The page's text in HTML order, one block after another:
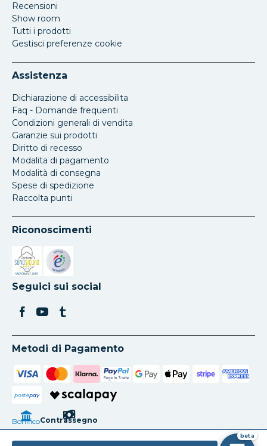
Recensioni
Show room
Tutti i prodotti
Gestisci preferenze cookie
Assistenza
Dichiarazione di accessibilita
Faq - Domande frequenti
Condizioni generali di vendita
Garanzie sui prodotti
Diritto di recesso
Modalita di pagamento
Modalità di consegna
Spese di spedizione
Raccolta punti
Riconoscimenti
Si apre in una nuova scheda
Si apre in una nuova scheda
Seguici sui social
Metodi di Pagamento
postepay
BonificoContrassegno
beta